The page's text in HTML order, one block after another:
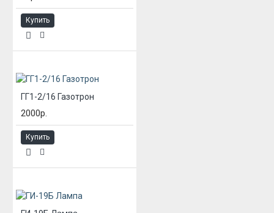
Купить
ГГ1-2/16 Газотрон
2000р.
Купить